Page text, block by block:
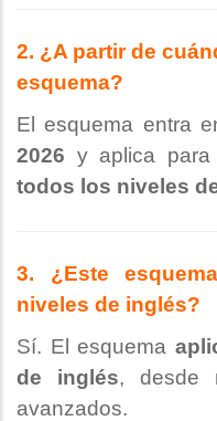
2. ¿A partir de
esquema?
El esquema entra
2026 y aplica
todos los niveles
3. ¿Este
niveles de inglés?
Sí. El esquema
de inglés, desde
avanzados.